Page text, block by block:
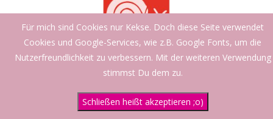
Für mich sind Cookies nur Kekse. Doch diese Seite verwendet
Cookies und Google-Services, wie z.B. Google Fonts, um die
Nutzerfreundlichkeit zu verbessern. Mit der weiteren Verwendung
stimmst Du dem zu.
Schließen heißt akzeptieren ;o)